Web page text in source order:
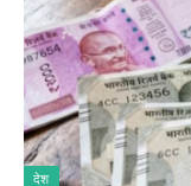
देश